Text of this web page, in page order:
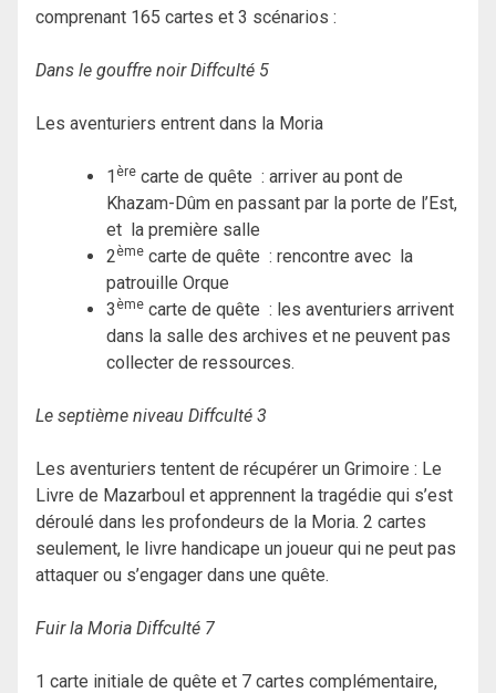
comprenant 165 cartes et 3 scénarios :
Dans le gouffre noir Diffculté 5
Les aventuriers entrent dans la Moria
1 ère carte de quête : arriver au pont de
Khazam-Dûm en passant par la porte de l’Est,
et la première salle
2ème carte de quête : rencontre avec la
patrouille Orque
3 ème carte de quête : les aventuriers arrivent
dans la salle des archives et ne peuvent pas
collecter de ressources.
Le septième niveau Diffculté 3
Les aventuriers tentent de récupérer un Grimoire : Le
Livre de Mazarboul et apprennent la tragédie qui s’est
déroulé dans les profondeurs de la Moria. 2 cartes
seulement, le livre handicape un joueur qui ne peut pas
attaquer ou s’engager dans une quête.
Fuir la Moria Diffculté 7
1 carte initiale de quête et 7 cartes complémentaire,